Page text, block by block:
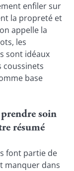
enfiler sur
la propreté et
appelle la
les
sont idéaux
coussinets
base
soin
résumé
font partie de
manquer dans